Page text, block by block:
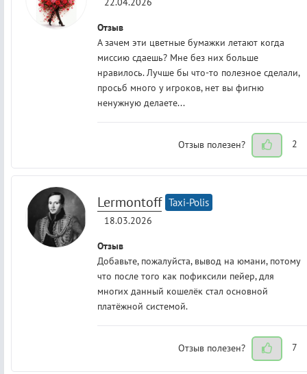
Отзыв
А зачем эти цветные бумажки летают когда
миссию сдаешь? Мне без них больше
нравилось. Лучше бы что-то полезное сделали,
просьб много у игроков, нет вы фигню
ненужную делаете...
Отзыв полезен? 2
Lermontoff Taxi-Polis
18.03.2026
Отзыв
Добавьте, пожалуйста, вывод на юмани, потому
что после того как пофиксили пейер, для
многих данный кошелёк стал основной
платёжной системой.
Отзыв полезен? 7